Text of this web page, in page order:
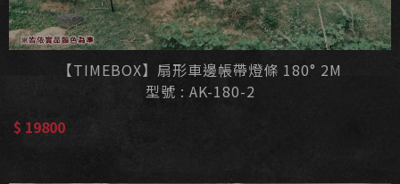
【TIMEBOX】扇形車邊帳帶燈條 180° 2M
型號 : AK-180-2
$ 19800